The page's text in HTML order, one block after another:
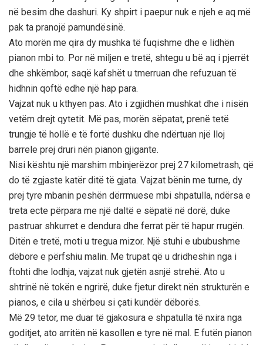
në besim dhe dashuri. Ky shpirt i paepur nuk e njeh e aq më
pak ta pranojë pamundësinë.
Ato morën me qira dy mushka të fuqishme dhe e lidhën
pianon mbi to. Por në miljen e tretë, shtegu u bë aq i pjerrët
dhe shkëmbor, saqë kafshët u tmerruan dhe refuzuan të
hidhnin qoftë edhe një hap para.
Vajzat nuk u kthyen pas. Ato i zgjidhën mushkat dhe i nisën
vetëm drejt qytetit. Më pas, morën sëpatat, prenë tetë
trungje të hollë e të fortë dushku dhe ndërtuan një lloj
barrele prej druri nën pianon gjigante.
Nisi kështu një marshim mbinjerëzor prej 27 kilometrash, që
do të zgjaste katër ditë të gjata. Vajzat bënin me turne, dy
prej tyre mbanin peshën dërrmuese mbi shpatulla, ndërsa e
treta ecte përpara me një daltë e sëpatë në dorë, duke
pastruar shkurret e dendura dhe ferrat për të hapur rrugën.
Ditën e tretë, moti u tregua mizor. Një stuhi e ububushme
dëbore e përfshiu malin. Me trupat që u dridheshin nga i
ftohti dhe lodhja, vajzat nuk gjetën asnjë strehë. Ato u
shtrinë në tokën e ngrirë, duke fjetur direkt nën strukturën e
pianos, e cila u shërbeu si çati kundër dëborës.
Më 29 tetor, me duar të gjakosura e shpatulla të nxira nga
goditjet, ato arritën në kasollen e tyre në mal. E futën pianon